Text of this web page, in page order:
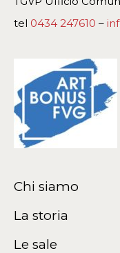
tel 0434 247610 –
Chi siamo
La storia
Le sale